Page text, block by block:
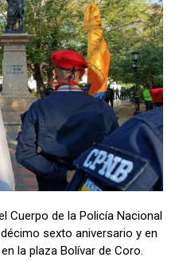
Cuerpo de la Policía Nacional
sexto aniversario y en
la plaza Bolívar de Coro.